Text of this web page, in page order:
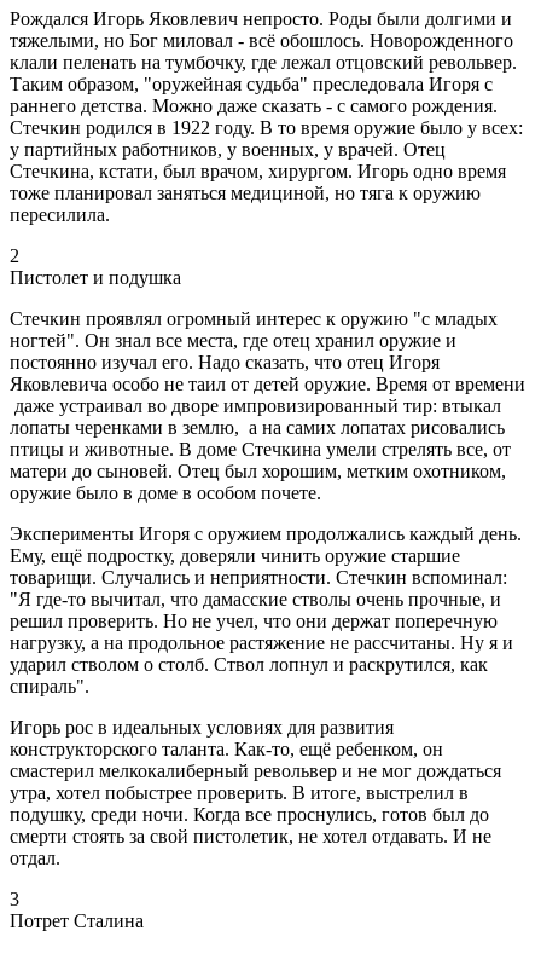
Рождался Игорь Яковлевич непросто. Роды были долгими и
тяжелыми, но Бог миловал - всё обошлось. Новорожденного
клали пеленать на тумбочку, где лежал отцовский револьвер.
Таким образом, "оружейная судьба" преследовала Игоря с
раннего детства. Можно даже сказать - с самого рождения.
Стечкин родился в 1922 году. В то время оружие было у всех:
у партийных работников, у военных, у врачей. Отец
Стечкина, кстати, был врачом, хирургом. Игорь одно время
тоже планировал заняться медициной, но тяга к оружию
пересилила.
2
Пистолет и подушка
Стечкин проявлял огромный интерес к оружию "с младых
ногтей". Он знал все места, где отец хранил оружие и
постоянно изучал его. Надо сказать, что отец Игоря
Яковлевича особо не таил от детей оружие. Время от времени
даже устраивал во дворе импровизированный тир: втыкал
лопаты черенками в землю, а на самих лопатах рисовались
птицы и животные. В доме Стечкина умели стрелять все, от
матери до сыновей. Отец был хорошим, метким охотником,
оружие было в доме в особом почете.
Эксперименты Игоря с оружием продолжались каждый день.
Ему, ещё подростку, доверяли чинить оружие старшие
товарищи. Случались и неприятности. Стечкин вспоминал:
"Я где-то вычитал, что дамасские стволы очень прочные, и
решил проверить. Но не учел, что они держат поперечную
нагрузку, а на продольное растяжение не рассчитаны. Ну я и
ударил стволом о столб. Ствол лопнул и раскрутился, как
спираль".
Игорь рос в идеальных условиях для развития
конструкторского таланта. Как-то, ещё ребенком, он
смастерил мелкокалиберный револьвер и не мог дождаться
утра, хотел побыстрее проверить. В итоге, выстрелил в
подушку, среди ночи. Когда все проснулись, готов был до
смерти стоять за свой пистолетик, не хотел отдавать. И не
отдал.
3
Потрет Сталина